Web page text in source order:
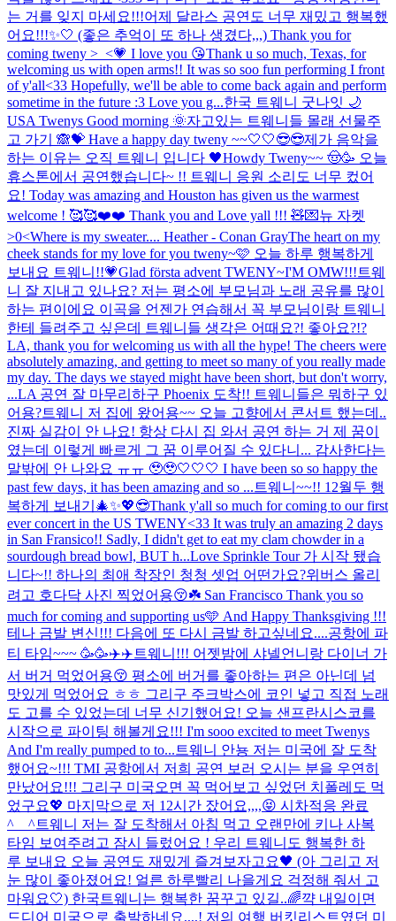
는 거를 잊지 마세요!!!어제 달라스 공연도 너무 재밌고 행복했
어요!!!✨🤍 (좋은 추억이 또 하나 생겼다,,,) Thank you for
coming tweny >_<💗 I love you 😘Thank u so much, Texas, for
welcoming us with open arms!! It was so soo fun performing I front
of y'all<33 Hopefully, we'll be able to come back again and perform
sometime in the future :3 Love you g...한국 트웨니 굿나잇 🌙
USA Twenys Good morning 🌞자고있는 트웨니들 몰래 선물주
고 가기 🙈💝 Have a happy day tweny ~~🤍🤍😎😎제가 음악을
하는 이유는 오직 트웨니 입니다 🖤Howdy Tweny~~ 🤠🥳 오늘
휴스톤에서 공연했습니다~ !! 트웨니 응원 소리도 너무 컸어
요! Today was amazing and Houston has given us the warmest
welcome ! 🥰🥰❤️❤️ Thank you and Love yall !!! 🧸💌뉴 자켓
>0<Where is my sweater.... Heather - Conan GrayThe heart on my
cheek stands for my love for you tweny~🩷 오늘 하루 행복하게
보내요 트웨니!!💗Glad första advent TWENY~I'M OMW!!! 트웨
니 잘 지내고 있나요? 저는 평소에 부모님과 노래 공유를 많이
하는 편이에요 이곡을 언젠가 연습해서 꼭 부모님이랑 트웨니
한테 들려주고 싶은데 트웨니들 생각은 어때요?! 좋아요?!?
LA, thank you for welcoming us with all the hype! The cheers were
absolutely amazing, and getting to meet so many of you really made
my day. The days we stayed might have been short, but don't worry,
...LA 공연 잘 마무리하구 Phoenix 도착!! 트웨니들은 뭐하구 있
어용?트웨니 저 집에 왔어용~~ 오늘 고향에서 콘서트 했는데..
진짜 실감이 안 나요! 항상 다시 집 와서 공연 하는 거 제 꿈이
였는데 이렇게 빠르게 그 꿈 이루어질 수 있다니... 감사한다는
말밖에 안 나와요 ㅠㅠ 🥹🥹🤍🤍🤍 I have been so so happy the
past few days, it has been amazing and so ... 트웨니~~!! 12월두 행
복하게 보내기🎄✨💖😎Thank y'all so much for coming to our first
ever concert in the US TWENY<33 It was truly an amazing 2 days
in San Fransico!! Sadly, I didn't get to eat my clam chowder in a
sourdough bread bowl, BUT h...Love Sprinkle Tour 가 시작 됐습
니다~!! 하나의 최애 착장인 청청 셋업 어떤가요?위버스 올리
려고 호다닥 사진 찍었어용😚☘️ San Francisco Thank you so
much for coming and supporting us🩵 And Happy Thanksgiving !!!
테나 금발 변신!!! 다음에 또 다시 금발 하고싶네요....공항에 파
티 타임~~~ 🥳🥳✈️✈️ 트웨니!!! 어젯밤에 샤넬언니랑 다이너 가
서 버거 먹었어용😚 평소에 버거를 좋아하는 편은 아닌데 넘
맛있게 먹었어요 ㅎㅎ 그리구 주크박스에 코인 넣고 직접 노래
도 고를 수 있었는데 너무 신기했어요! 오늘 샌프란시스코를
시작으로 파이팅 해볼게요!!! I'm sooo excited to meet Twenys
And I'm really pumped to to... 트웨니 안뇽 저는 미국에 잘 도착
했어요~!!! TMI 공항에서 저희 공연 보러 오시는 분을 우연히
만났어요!!! 그리구 미국오면 꼭 먹어보고 싶었던 치폴레도 먹
었구요💖 마지막으로 저 12시간 잤어요,,,,😝 시차적응 완료
^__^트웨니 저는 잘 도착해서 아침 먹고 오랜만에 키나 사복
타임 보여주려고 잠시 들렀어요 ! 우리 트웨니도 행복한 하
루 보내요 오늘 공연도 재밌게 즐겨보자고요🖤 (아 그리고 저
눈 많이 좋아졌어요! 얼른 하루빨리 나을게요 걱정해 줘서 고
마워요🤍) 한국트웨니는 행복한 꿈꾸고 있길..🌈꺅 내일이면
드디어 미국으로 출발하네요,,,,! 저의 여행 버킷리스트였던 미